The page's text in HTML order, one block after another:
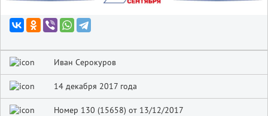
Иван Серокуров
14 декабря 2017 года
Номер 130 (15658) от 13/12/2017